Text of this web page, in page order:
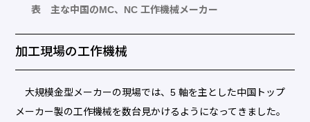
表 主な中国のMC、NC 工作機械メーカー
加工現場の工作機械
大規模金型メーカーの現場では、5 軸を主とした中国トップ
メーカー製の工作機械を数台見かけるようになってきました。